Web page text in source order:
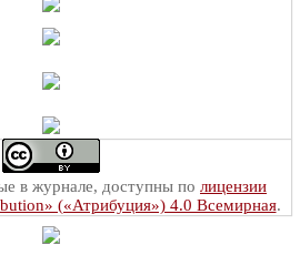
в журнале, доступны по лицензии
(«Атрибуция») 4.0 Всемирная.